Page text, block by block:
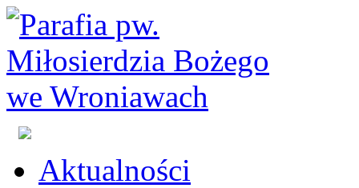
Aktualności